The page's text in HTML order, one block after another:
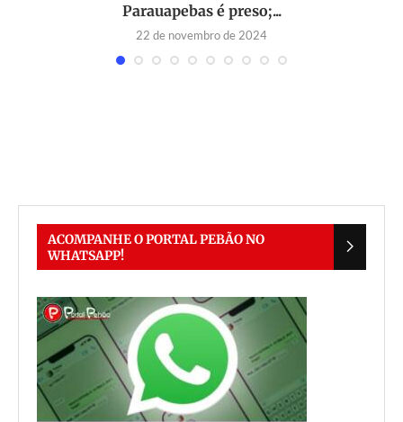
Parauapebas é preso;...
22 de novembro de 2024
ACOMPANHE O PORTAL PEBÃO NO
WHATSAPP!